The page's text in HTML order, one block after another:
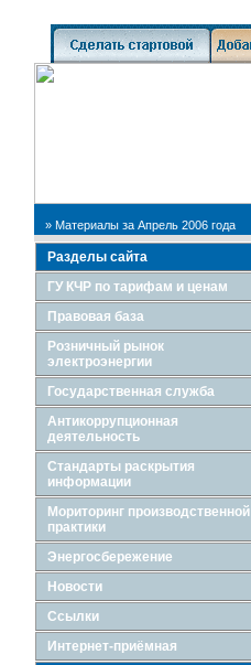
» Материалы за Апрель 2006 года
Разделы сайта
ГУ КЧР по тарифам и ценам
Правовая база
Розничный рынок
электроэнергии
Государственная служба
Антикоррупционная
деятельность
Стандарты раскрытия
информации
Мориторинг производственной
практики
Энергосбережение
Новости
Ссылки
Интернет-приёмная